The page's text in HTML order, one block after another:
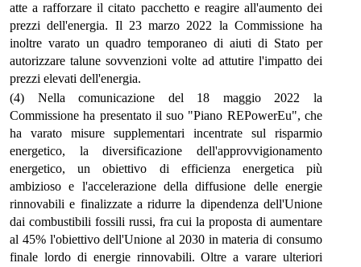
atte a rafforzare il citato pacchetto e reagire all'aumento dei
prezzi dell'energia. Il 23 marzo 2022 la Commissione ha
inoltre varato un quadro temporaneo di aiuti di Stato per
autorizzare talune sovvenzioni volte ad attutire l'impatto dei
prezzi elevati dell'energia.
(4) Nella comunicazione del 18 maggio 2022 la
Commissione ha presentato il suo "Piano REPowerEu", che
ha varato misure supplementari incentrate sul risparmio
energetico, la diversificazione dell'approvvigionamento
energetico, un obiettivo di efficienza energetica più
ambizioso e l'accelerazione della diffusione delle energie
rinnovabili e finalizzate a ridurre la dipendenza dell'Unione
dai combustibili fossili russi, fra cui la proposta di aumentare
al 45% l'obiettivo dell'Unione al 2030 in materia di consumo
finale lordo di energie rinnovabili. Oltre a varare ulteriori